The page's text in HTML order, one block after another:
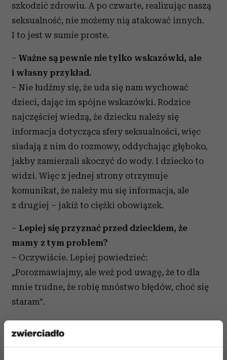
szkodzić zdrowiu. A po czwarte, realizując naszą
seksualność, nie możemy nią atakować innych.
I to jest w sumie proste.
– Ważne są pewnie nie tylko wskazówki, ale
i własny przykład.
– Nie łudźmy się, że uda się nam wychować
dzieci, dając im spójne wskazówki. Rodzice
najczęściej wiedzą, że dziecku należy się
informacja dotycząca sfery seksualności, więc
siadają z nim do rozmowy, oddychając głęboko,
jakby zamierzali skoczyć do wody. I dziecko to
widzi. Więc z jednej strony otrzymuje
komunikat, że należy mu się informacja, ale
z drugiej – jakiż to ciężki obowiązek.
– Lepiej się przyznać przed dzieckiem, że
mamy z tym problem?
– Oczywiście. Lepiej powiedzieć:
„Porozmawiajmy, ale weź pod uwagę, że to dla
mnie trudne, że robię mnóstwo błędów, choć się
staram”.
najważniejszej rozmowy z nastolatkiem, on na